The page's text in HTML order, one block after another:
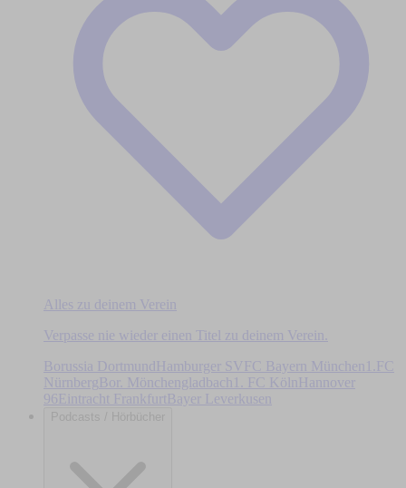
Alles zu deinem Verein
Verpasse nie wieder einen Titel zu deinem Verein.
Borussia DortmundHamburger SV FC Bayern München
1.FC
Nürnberg Bor. Mönchengladbach 1. FC Köln
Hannover
96Eintracht Frankfurt Bayer Leverkusen
Podcasts / Hörbücher